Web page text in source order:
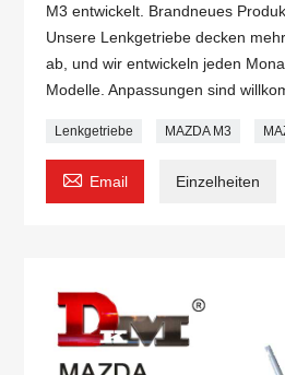
M3 entwickelt. Brandneues
Unsere Lenkgetriebe decken
ab, und wir entwickeln jeden
Modelle. Anpassungen sind
Lenkgetriebe MAZDA M3
 Email Einzelheiten